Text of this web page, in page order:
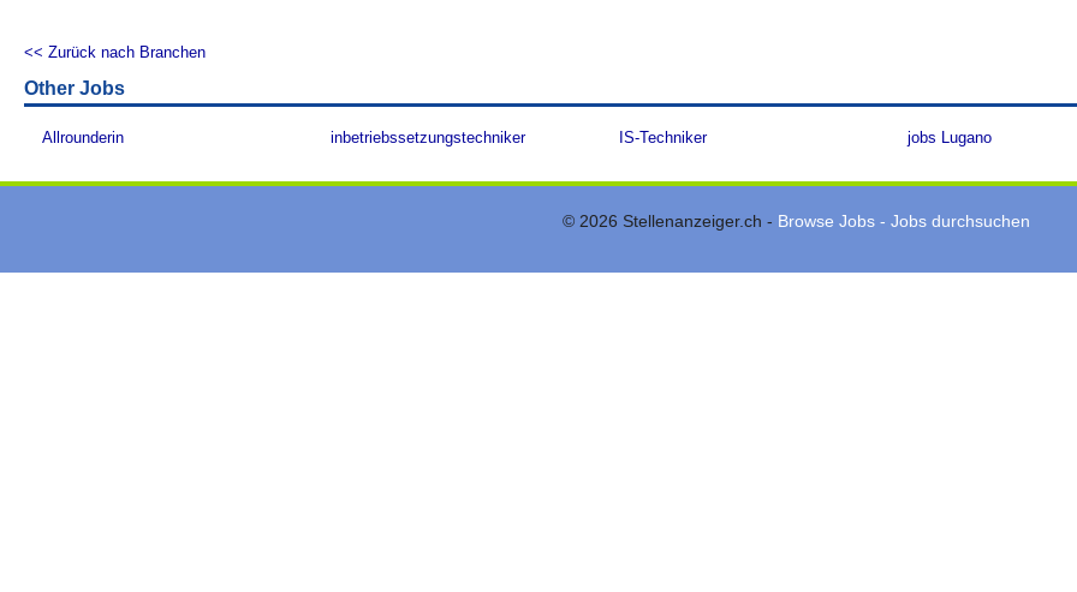
<< Zurück nach Branchen
Other Jobs
Allrounderin inbetriebssetzungstechniker IS-Techniker jobs Lugano
© 2026 Stellenanzeiger.ch - Browse Jobs - Jobs durchsuchen